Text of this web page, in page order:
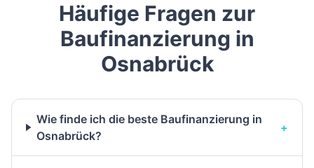
Häufige Fragen zur
Baufinanzierung in
Osnabrück
Wie finde ich die beste Baufinanzierung in
Osnabrück?
+